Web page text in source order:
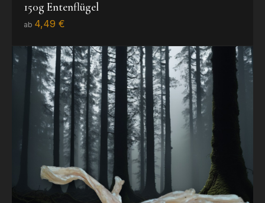
150g Entenflügel
ab 4,49 €